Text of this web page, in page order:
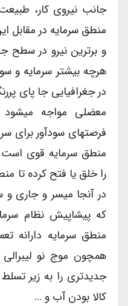
جانب نیروی کار،
منطق سرمایه در مقابل
و برترین نیرو در سطح
هرچه بیشتر سرمایه و
در جغرافیایی جا پای
معضلی مواجه میشود
فرصتهای سودآور برای
منطق سرمایه قوی است
را خلق یا فتح کرده تا
در آنجا میسر و جاری و
که پیشاپیش نظام
منطق سرمایه دارانه
همچون موج نو لیبرالی
جدیدتری را به زیر
کالا بودن آب و …